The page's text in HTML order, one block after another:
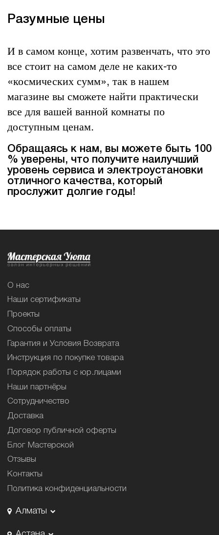
Разумные цены
И в самом конце, хотим развенчать, что это
все стоит на самом деле не каких-то
«космических сумм», так в нашем
магазине вы сможете найти практически
все для вашей ванной комнаты по
доступным ценам.
Обращаясь к нам, вы можете быть 100
% уверены, что получите наилучший
уровень сервиса и электроустановки
отличного качества, который
прослужит долгие годы!
О нас
Наши сертификаты
Проекты
Способы оплаты
Гарантия и Условия Возврата
Инструкция по покупке товара
Порядок работы с юр.лицами
Наши партнёры
Сотрудничество
Доставка
Договор публичной оферты
Блог Мастерской
Отзывы
Контакты
Политика конфиденциальности
Алматы